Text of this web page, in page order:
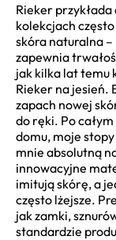
Rieker
kolekcjach
skóra naturalna –
zapewnia
jak kilka lat temu
Rieker na jesień.
zapach nowej
do ręki. Po
domu, moje stopy
mnie absolutną
innowacyjne
imitują skórę, a
często lżejsze.
jak zamki,
standardzie